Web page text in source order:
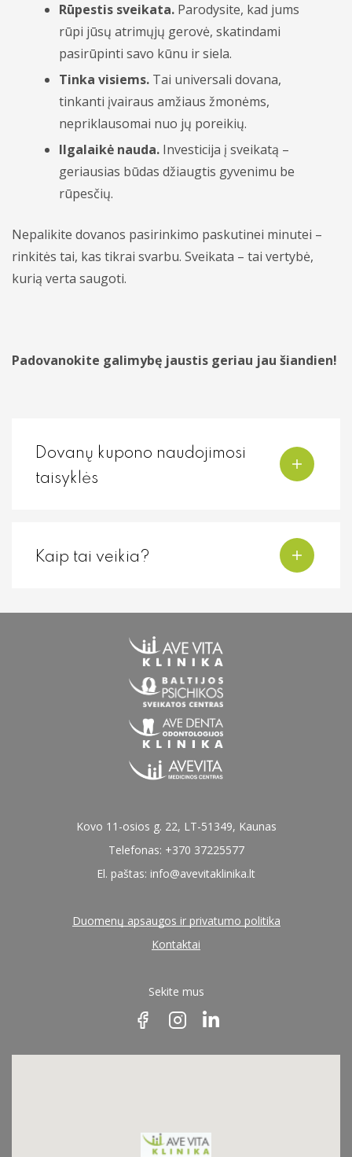
Neurochirugija
Oftalmologija
Otorinolaringologija (LOR)
Ortopedija traumatologija
Pulmonologija
Rentgeno diagnostika
Urologija
Rūpestis sveikata. Parodysite, kad jums
rūpi jūsų atrimųjų gerovė, skatindami
pasirūpinti savo kūnu ir siela.
Tinka visiems. Tai universali dovana,
tinkanti įvairaus amžiaus žmonėms,
nepriklausomai nuo jų poreikių.
Ilgalaikė nauda. Investicija į sveikatą –
geriausias būdas džiaugtis gyvenimu be
rūpesčių.
Nepalikite dovanos pasirinkimo paskutinei minutei –
rinkitės tai, kas tikrai svarbu. Sveikata – tai vertybė,
kurią verta saugoti.
Padovanokite galimybę jaustis geriau jau šiandien!
Dovanų kupono naudojimosi
taisyklės
Kaip tai veikia?
Kovo 11-osios g. 22, LT-51349, Kaunas
Telefonas: +370 37225577
El. paštas: info@avevitaklinika.lt
Duomenų apsaugos ir privatumo politika
Kontaktai
Sekite mus